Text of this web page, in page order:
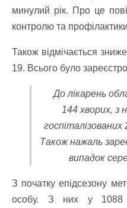
минулий рік. Про це
контролю та
Також відмічається
19. Всього було
До лікарень
144 хворих, з
госпіталізованих
Також нажаль з
випадок
З початку епідсезону
особу. З них у 1088